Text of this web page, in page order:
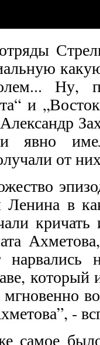
Ну,
и
явно
от
в
который
-
самое